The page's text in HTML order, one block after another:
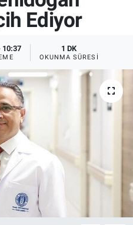
Ediyor
10:37 1 DK
OKUNMA SÜRESI